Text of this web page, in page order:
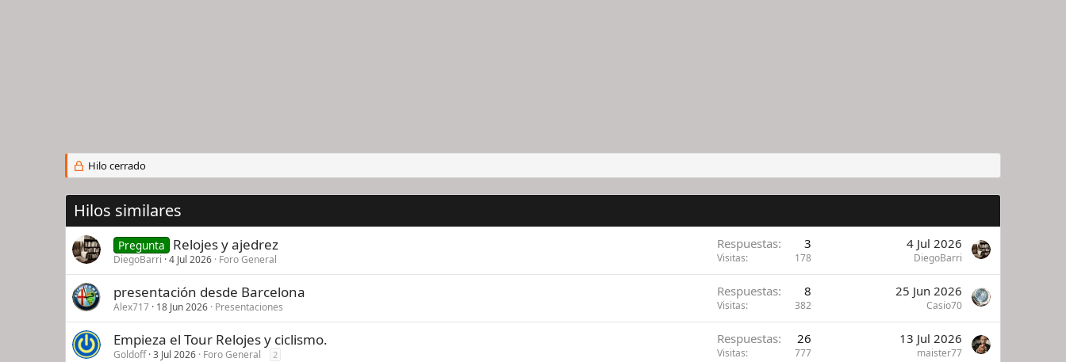
Hilo cerrado
Hilos similares
Pregunta Relojes y ajedrez
DiegoBarri 4 Jul 2026 Foro General
Respuestas 3
Visitas 178
4 Jul 2026
DiegoBarri
presentación desde Barcelona
Alex717 18 Jun 2026 Presentaciones
Respuestas 8
Visitas 382
25 Jun 2026
Casio70
Empieza el Tour Relojes y ciclismo.
Goldoff 3 Jul 2026 Foro General 2
Respuestas 26
Visitas 777
13 Jul 2026
maister77